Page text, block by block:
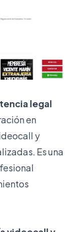
legal
en
y
Es una